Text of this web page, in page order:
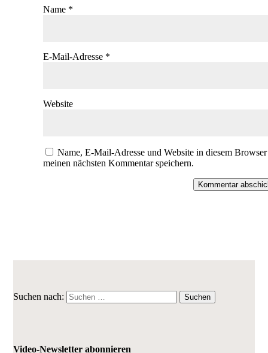
Name *
E-Mail-Adresse *
Website
Name, E-Mail-Adresse und Website in diesem
meinen nächsten Kommentar speichern.
Kommentar
Suchen nach:
Video-Newsletter abonnieren